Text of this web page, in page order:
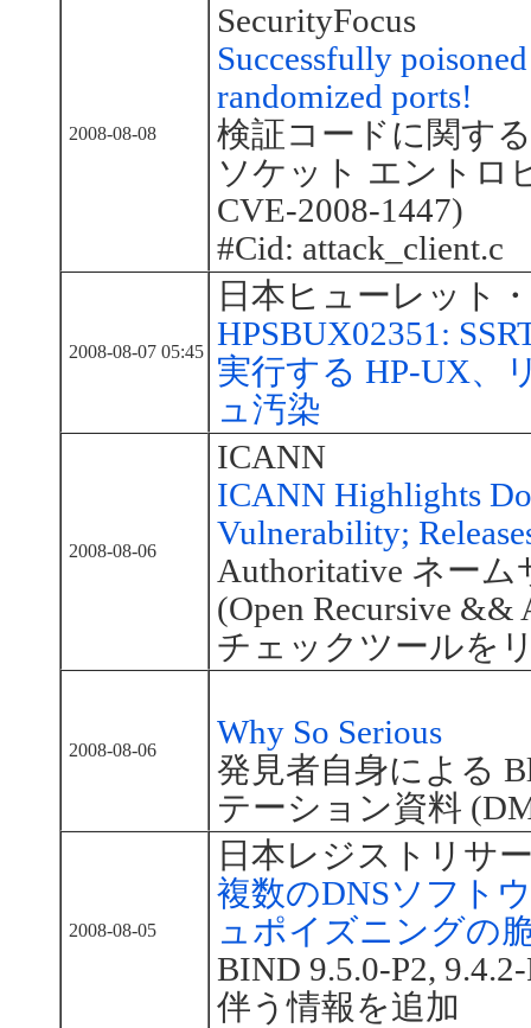
2008-08-08
SecurityFocus
Successfully
randomized ports!
検証コードに関す
ソケット エントロ
CVE-2008-1447)
#Cid: attack_client.c
2008-08-07 05:45
日本ヒューレット
HPSBUX02351:
実行する HP-UX、
ュ汚染
2008-08-06
ICANN
ICANN Highlights
Vulnerability;
Authoritative ネー
(Open Recursive &&
チェックツールを
2008-08-06
Why So Serious
発見者自身による
テーション資料
2008-08-05
日本レジストリサ
複数のDNSソフト
ュポイズニングの
BIND 9.5.0-P2,
伴う情報を追加